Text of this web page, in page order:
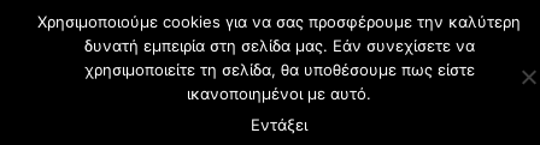
Χρησιμοποιούμε cookies για να σας προσφέρουμε την καλύτερη
δυνατή εμπειρία στη σελίδα μας. Εάν συνεχίσετε να
χρησιμοποιείτε τη σελίδα, θα υποθέσουμε πως είστε
ικανοποιημένοι με αυτό.
Εντάξει